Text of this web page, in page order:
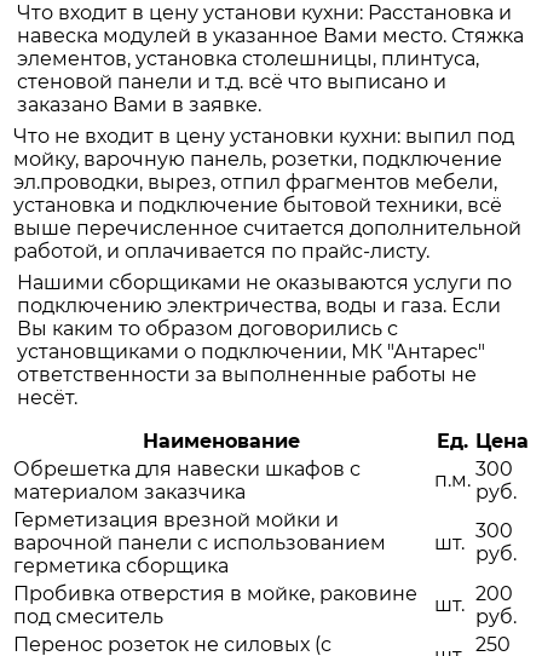
Что входит в цену установи кухни: Расстановка и
навеска модулей в указанное Вами место. Стяжка
элементов, установка столешницы, плинтуса,
стеновой панели и т.д. всё что выписано и
заказано Вами в заявке.
Что не входит в цену установки кухни: выпил под
мойку, варочную панель, розетки, подключение
эл.проводки, вырез, отпил фрагментов мебели,
установка и подключение бытовой техники, всё
выше перечисленное считается дополнительной
работой, и оплачивается по прайс-листу.
Нашими сборщиками не оказываются услуги по
подключению электричества, воды и газа. Если
Вы каким то образом договорились с
установщиками о подключении, МК "Антарес"
ответственности за выполненные работы не
несёт.
Наименование
Ед. Цена
Обрешетка для навески шкафов с
материалом заказчика
п.м. 300
руб.
Герметизация врезной мойки и
варочной панели с использованием
герметика сборщика
шт.
300
руб.
Пробивка отверстия в мойке, раковине
под смеситель
шт. 200
руб.
Перенос розеток не силовых (с
250